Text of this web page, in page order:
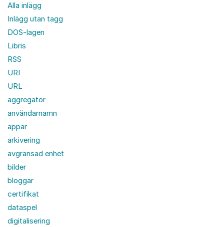
Alla inlägg
Inlägg utan tagg
DOS-lagen
Libris
RSS
URI
URL
aggregator
användarnamn
appar
arkivering
avgränsad enhet
bilder
bloggar
certifikat
dataspel
digitalisering